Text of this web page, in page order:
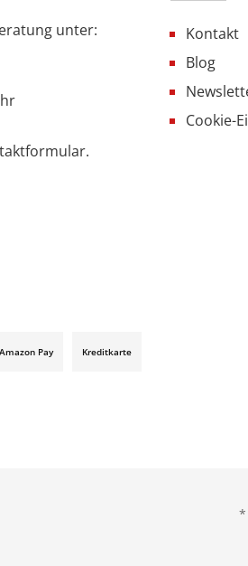
unter:
.
Kontakt
Blog
Cookie-
Amazon Pay Kreditkarte
*